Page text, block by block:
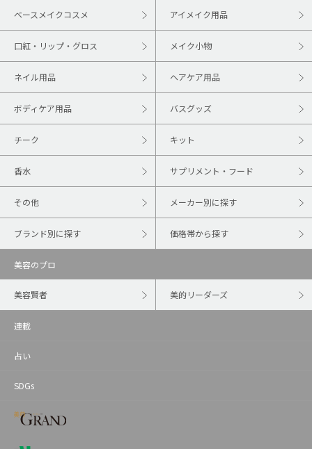
ベースメイクコスメ アイメイク用品
口紅・リップ・グロス メイク小物
ネイル用品 ヘアケア用品
ボディケア用品 バスグッズ
チーク キット
香水 サプリメント・フード
その他 メーカー別に探す
ブランド別に探す 価格帯から探す
美容のプロ
美容賢者 美的リーダーズ
連載
占い
SDGs